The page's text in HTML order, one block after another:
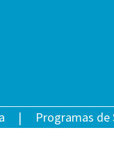
Programas de